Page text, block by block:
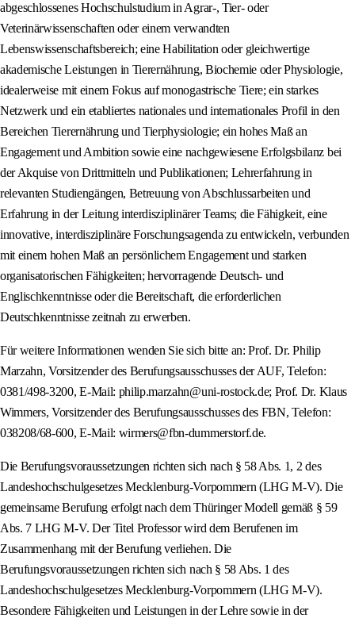
abgeschlossenes Hochschulstudium in Agrar-, Tier- oder
Veterinärwissenschaften oder einem verwandten
Lebenswissenschaftsbereich; eine Habilitation oder gleichwertige
akademische Leistungen in Tierernährung, Biochemie oder Physiologie,
idealerweise mit einem Fokus auf monogastrische Tiere; ein starkes
Netzwerk und ein etabliertes nationales und internationales Profil in den
Bereichen Tierernährung und Tierphysiologie; ein hohes Maß an
Engagement und Ambition sowie eine nachgewiesene Erfolgsbilanz bei
der Akquise von Drittmitteln und Publikationen; Lehrerfahrung in
relevanten Studiengängen, Betreuung von Abschlussarbeiten und
Erfahrung in der Leitung interdisziplinärer Teams; die Fähigkeit, eine
innovative, interdisziplinäre Forschungsagenda zu entwickeln, verbunden
mit einem hohen Maß an persönlichem Engagement und starken
organisatorischen Fähigkeiten; hervorragende Deutsch- und
Englischkenntnisse oder die Bereitschaft, die erforderlichen
Deutschkenntnisse zeitnah zu erwerben.
Für weitere Informationen wenden Sie sich bitte an: Prof. Dr. Philip
Marzahn, Vorsitzender des Berufungsausschusses der AUF, Telefon:
0381/498-3200, E-Mail: philip.marzahn@uni-rostock.de; Prof. Dr. Klaus
Wimmers, Vorsitzender des Berufungsausschusses des FBN, Telefon:
038208/68-600, E-Mail: wirmers@fbn-dummerstorf.de.
Die Berufungsvoraussetzungen richten sich nach § 58 Abs. 1, 2 des
Landeshochschulgesetzes Mecklenburg-Vorpommern (LHG M-V). Die
gemeinsame Berufung erfolgt nach dem Thüringer Modell gemäß § 59
Abs. 7 LHG M-V. Der Titel Professor wird dem Berufenen im
Zusammenhang mit der Berufung verliehen. Die
Berufungsvoraussetzungen richten sich nach § 58 Abs. 1 des
Landeshochschulgesetzes Mecklenburg-Vorpommern (LHG M-V).
Besondere Fähigkeiten und Leistungen in der Lehre sowie in der